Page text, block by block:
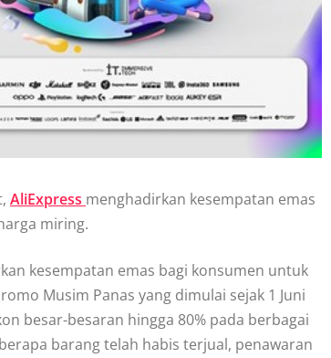
AliExpress menghadirkan kesempatan emas
miring.
kesempatan emas bagi konsumen untuk
Musim Panas yang dimulai sejak 1 Juni
besar-besaran hingga 80% pada berbagai
barang telah habis terjual, penawaran